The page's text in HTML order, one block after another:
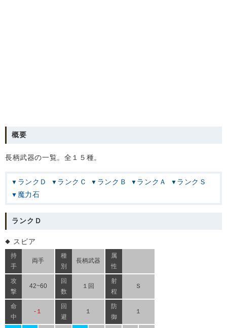
概要
長柄武器の一覧。全１５種。
ランクＤ ランクＣ ランクＢ ランクＡ
ランクＳ
魔力石
ランクＤ
スピア
持
手
両手
種
別
長柄武器
属
性
攻
撃
42~60
回
数
１回
射
程
Ｓ
命
中
-１
回
避
１
防
御
１